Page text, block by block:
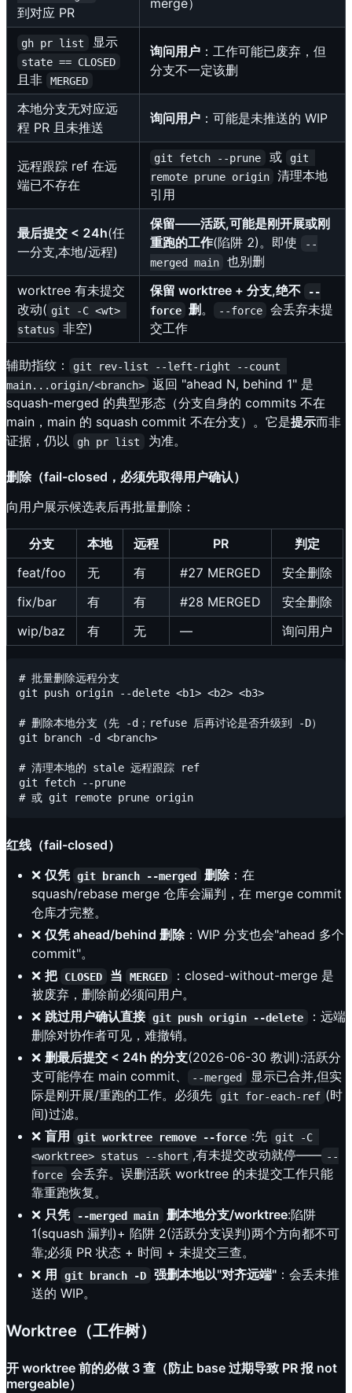
到对应 PR
merge）
gh pr list 显示
state == CLOSED
且非 MERGED
询问用户 ：工作可能已废弃，但
分支不一定该删
本地分支无对应远
程 PR 且未推送
询问用户 ：可能是未推送的 WIP
远程跟踪 ref 在远
端已不存在
git fetch --prune 或
git
remote prune origin
清理本地
引用
最后提交 < 24h(任
一分支,本地/远程)
保留——活跃,可能是刚开展或刚
重跑的工作(陷阱 2)。即使
--
merged main
也别删
worktree 有未提交
改动( git -C <wt>
status
非空)
保留 worktree + 分支,绝不
--
force 删。 --force
会丢弃未提
交工作
辅助指纹：
git rev-list --left-right --count
main...origin/<branch>
返回 "ahead N, behind 1" 是
squash-merged 的典型形态（分支自身的 commits 不在
main，main 的 squash commit 不在分支）。它是提示而非
证据，仍以
gh pr list 为准。
删除（fail-closed，必须先取得用户确认）
向用户展示候选表后再批量删除：
分支 本地 远程 PR
判定
feat/foo
无 有 #27 MERGED
安全删除
fix/bar
有 有 #28 MERGED
安全删除
wip/baz
有 无 — 询问用户
# 批量删除远程分支
git push origin --delete <b1> <b2> <b3>
# 删除本地分支（先 -d；refuse 后再讨论是否升级到 -D）
git branch -d <branch>
# 清理本地的 stale 远程跟踪 ref
git fetch --prune
红线（fail-closed）
❌ 仅凭 git branch --merged 删除：在
squash/rebase merge 仓库会漏判，在 merge commit
仓库才完整。
❌ 仅凭 ahead/behind 删除：WIP 分支也会"ahead 多个
commit"。
❌ 把 CLOSED 当 MERGED
：closed-without-merge 是
被废弃，删除前必须问用户。
❌ 跳过用户确认直接 git push origin --delete
：远端
删除对协作者可见，难撤销。
❌ 删最后提交 < 24h 的分支(2026-06-30 教训):活跃分
支可能停在 main commit、
--merged
显示已合并,但实
际是刚开展/重跑的工作。必须先
git for-each-ref (时
间)过滤。
❌ 盲用 git worktree remove --force :先
git -C
<worktree> status --short ,有未提交改动就停—— --
force
会丢弃。误删活跃 worktree 的未提交工作只能
靠重跑恢复。
❌ 只凭 --merged main 删本地分支/worktree:陷阱
1(squash 漏判)+ 陷阱 2(活跃分支误判)两个方向都不可
靠;必须 PR 状态 + 时间 + 未提交三查。
❌ 用 git branch -D 强删本地以"对齐远端"：会丢未推
送的 WIP。
Worktree（工作树）
开 worktree 前的必做 3 查（防止 base 过期导致 PR 报 not
mergeable）